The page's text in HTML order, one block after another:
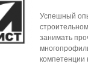
Успешный
занимать
компетенции